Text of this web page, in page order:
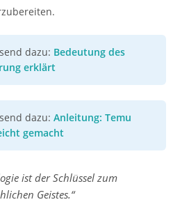
dazu: Bedeutung des
erklärt
dazu: Anleitung: Temu
gemacht
ist der Schlüssel zum
Geistes.“